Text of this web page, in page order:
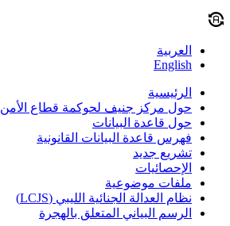
العربية
English
الرئيسية
حول مركز جنيف لحوكمة قطاع الأمن
حول قاعدة البيانات
فهرس قاعدة البيانات القانونية
تشريع جديد
الإحصائيات
ملفات موضوعية
نظام العدالة الجنائية الليبي (LCJS)
الرسم البياني المتعلق بالهجرة